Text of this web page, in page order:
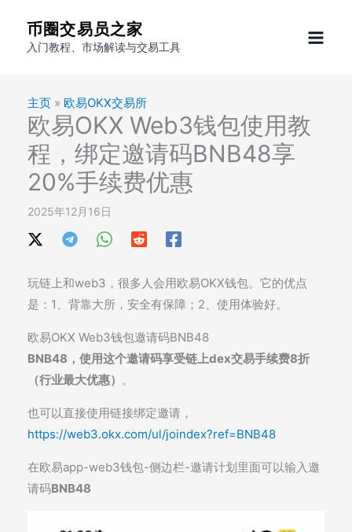
币圈交易员之家
入门教程、市场解读与交易工具
主页 » 欧易OKX交易所
欧易OKX Web3钱包使用教
程，绑定邀请码BNB48享
20%手续费优惠
2025年12月16日
玩链上和web3，很多人会用欧易OKX钱包。它的优点
是：1、背靠大所，安全有保障；2、使用体验好。
欧易OKX Web3钱包邀请码BNB48
BNB48，使用这个邀请码享受链上dex交易手续费8折
（行业最大优惠） 。
也可以直接使用链接绑定邀请，
https://web3.okx.com/ul/joindex?ref=BNB48
在欧易app-web3钱包-侧边栏-邀请计划里面可以输入邀
请码BNB48